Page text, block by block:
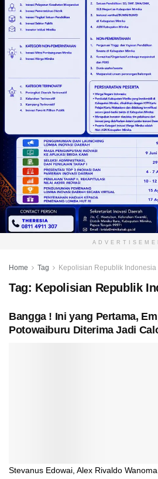
Home Tag Kepolisian Republik Indonesia
Tag: Kepolisian Republik
Bangga ! Ini yang Pertama,
Potowaiburu Diterima Jadi
Stevanus Edowai, Alex Rivaldo